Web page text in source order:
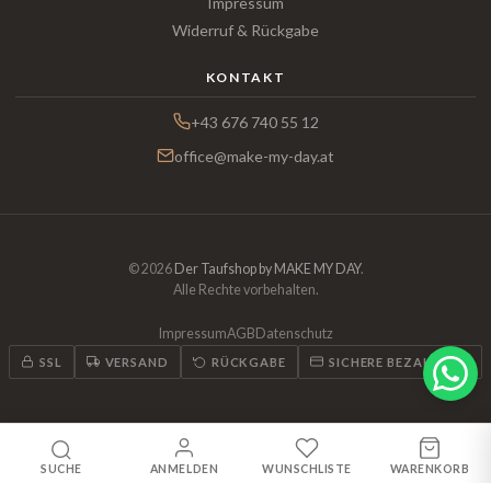
SUCHE ANMELDEN WUNSCHLISTE WARENKORB
Widerruf & Rückgabe
KONTAKT
+43 676 740 55 12
office@make-my-day.at
© 2026 Der Taufshop by MAKE MY DAY.
Alle Rechte vorbehalten.
ImpressumAGB Datenschutz
SSL VERSAND RÜCKGABE SICHERE BEZAHLUNG